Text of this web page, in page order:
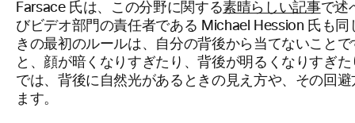
Farsace 氏は、この分野に関する素晴らしい記事で述
びビデオ部門の責任者である Michael Hession 氏も
きの最初のルールは、自分の背後から当てないこと
と、顔が暗くなりすぎたり、背後が明るくなりすぎ
では、背後に自然光があるときの見え方や、その回
ます。